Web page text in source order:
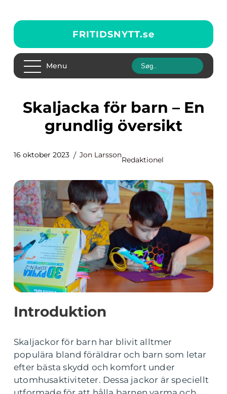
FRITIDSNYTT.se
Menu
Skaljacka för barn – En
grundlig översikt
16 oktober 2023 Jon Larsson
Redaktionel
Introduktion
Skaljackor för barn har blivit alltmer
populära bland föräldrar och barn som letar
efter bästa skydd och komfort under
utomhusaktiviteter. Dessa jackor är speciellt